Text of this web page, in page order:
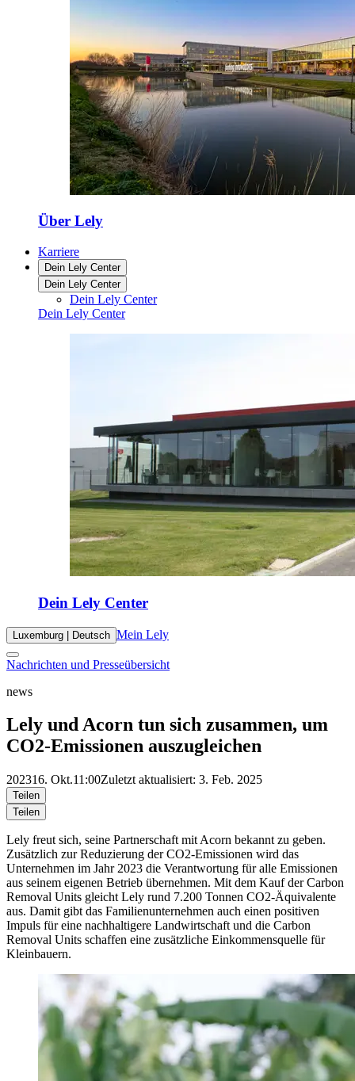
Über Lely
Karriere
Dein Lely Center
Dein Lely Center
Dein Lely Center
Dein Lely Center
Dein Lely Center
Luxemburg | Deutsch Mein Lely
Nachrichten und Presseübersicht
news
Lely und Acorn tun sich zusammen, um
CO2-Emissionen auszugleichen
202316. Okt.11:00Zuletzt aktualisiert: 3. Feb. 2025
Teilen
Teilen
Lely freut sich, seine Partnerschaft mit Acorn bekannt zu geben.
Zusätzlich zur Reduzierung der CO2-Emissionen wird das
Unternehmen im Jahr 2023 die Verantwortung für alle Emissionen
aus seinem eigenen Betrieb übernehmen. Mit dem Kauf der Carbon
Removal Units gleicht Lely rund 7.200 Tonnen CO2-Äquivalente
aus. Damit gibt das Familienunternehmen auch einen positiven
Impuls für eine nachhaltigere Landwirtschaft und die Carbon
Removal Units schaffen eine zusätzliche Einkommensquelle für
Kleinbauern.